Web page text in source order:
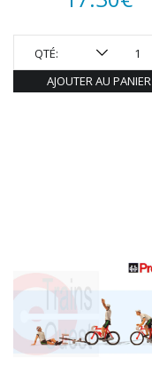
QTÉ:
AJOUTER AU PANIER